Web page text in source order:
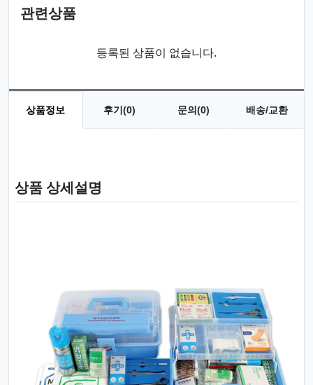
관련상품
등록된 상품이 없습니다.
상품정보 후기(0) 문의(0) 배송/교환
상품 상세설명